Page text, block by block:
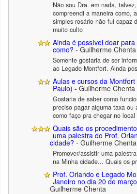
Não sou Dra. em nada,
compreendi a maneira como,
simples rosário não fui capaz
muito culto
Ainda é possível doar
como? - Guilherme Chenta
Somente gostaria de ser
ao Legado Montfort. Ainda
Aulas e cursos da
Paulo) - Guilherme Chenta
Gostaria de saber como
preciso pagar alguma taxa ou
como faço pra chegar no
Quais são os
uma palestra do Prof.
cidade? - Guilherme Chenta
Promover/assistir uma
na Minha cidade... Quais os
Prof. Orlando e Legado
Janeiro no dia 20 de
Guilherme Chenta